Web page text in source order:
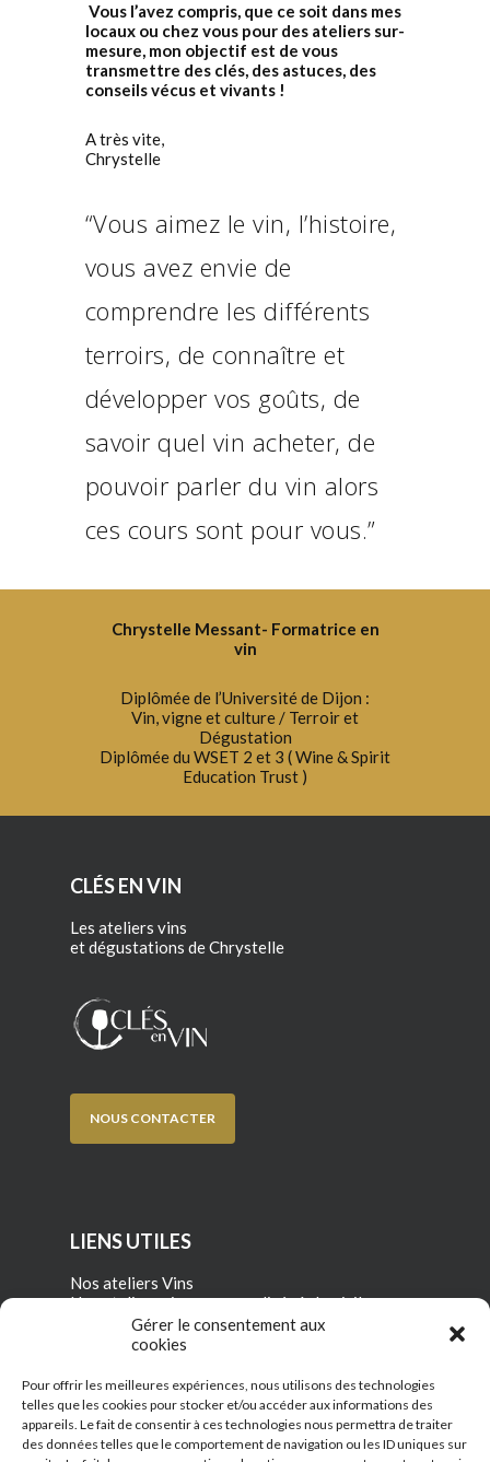
Gérer le consentement aux
cookies
Pour offrir les meilleures expériences, nous utilisons des technologies
telles que les cookies pour stocker et/ou accéder aux informations des
appareils. Le fait de consentir à ces technologies nous permettra de traiter
des données telles que le comportement de navigation ou les ID uniques sur
Vous l’avez compris, que ce soit dans mes
locaux ou chez vous pour des ateliers sur-
mesure, mon objectif est de vous
transmettre des clés, des astuces, des
conseils vécus et vivants !
A très vite,
Chrystelle
“Vous aimez le vin, l’histoire,
vous avez envie de
comprendre les différents
terroirs, de connaître et
développer vos goûts, de
savoir quel vin acheter, de
pouvoir parler du vin alors
ces cours sont pour vous.”
Chrystelle Messant- Formatrice en
vin
Diplômée de l’Université de Dijon :
Vin, vigne et culture / Terroir et
Dégustation
Diplômée du WSET 2 et 3 ( Wine & Spirit
Education Trust )
CLÉS EN VIN
Les ateliers vins
et dégustations de Chrystelle
NOUS CONTACTER
LIENS UTILES
Nos ateliers Vins
Nos ateliers vins personnalisés à domicile
À propos de Clés en vin
Mentions légales
Conditions générales de vente